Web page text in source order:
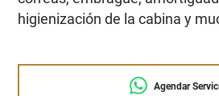
higienización de la cabina y
Agendar